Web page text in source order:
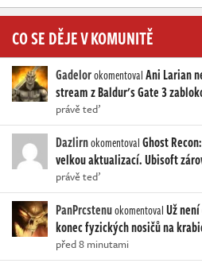
CO SE DĚJE V KOMUNITĚ
GadelorokomentovalAni Larian
stream z Baldur's Gate 3
právě teď
DazlirnokomentovalGhost
velkou aktualizací. Ubisoft
právě teď
PanPrcstenuokomentovalUž
konec fyzických nosičů na
před 8 minutami